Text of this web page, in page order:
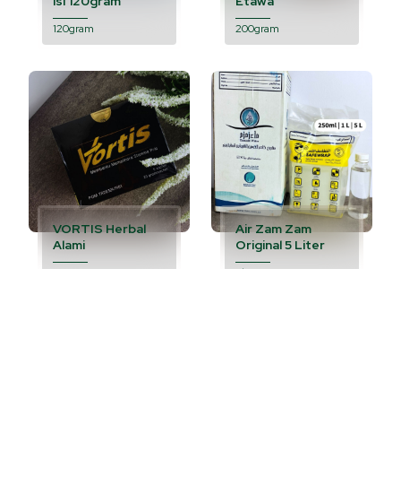
120gram 200gram
VORTIS Herbal
Alami
200
Air Zam Zam
Original 5 Liter
5kg